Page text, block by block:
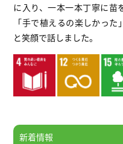
に入り、一本一本丁寧に苗
「手で植えるの楽しかった
と笑顔で話しました。
新着情報